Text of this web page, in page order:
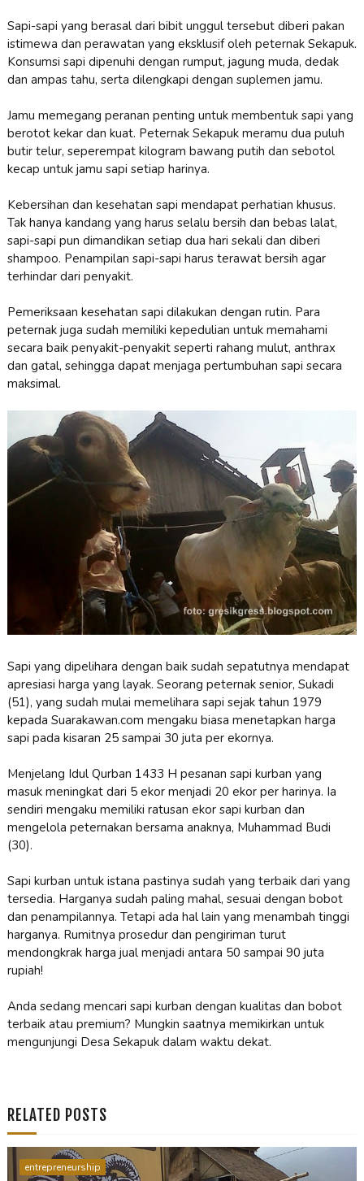
Sapi-sapi yang berasal dari bibit unggul tersebut diberi pakan
istimewa dan perawatan yang eksklusif oleh peternak Sekapuk.
Konsumsi sapi dipenuhi dengan rumput, jagung muda, dedak
dan ampas tahu, serta dilengkapi dengan suplemen jamu.
Jamu memegang peranan penting untuk membentuk sapi yang
berotot kekar dan kuat. Peternak Sekapuk meramu dua puluh
butir telur, seperempat kilogram bawang putih dan sebotol
kecap untuk jamu sapi setiap harinya.
Kebersihan dan kesehatan sapi mendapat perhatian khusus.
Tak hanya kandang yang harus selalu bersih dan bebas lalat,
sapi-sapi pun dimandikan setiap dua hari sekali dan diberi
shampoo. Penampilan sapi-sapi harus terawat bersih agar
terhindar dari penyakit.
Pemeriksaan kesehatan sapi dilakukan dengan rutin. Para
peternak juga sudah memiliki kepedulian untuk memahami
secara baik penyakit-penyakit seperti rahang mulut, anthrax
dan gatal, sehingga dapat menjaga pertumbuhan sapi secara
maksimal.
Sapi yang dipelihara dengan baik sudah sepatutnya mendapat
apresiasi harga yang layak. Seorang peternak senior, Sukadi
(51), yang sudah mulai memelihara sapi sejak tahun 1979
kepada Suarakawan.com mengaku biasa menetapkan harga
sapi pada kisaran 25 sampai 30 juta per ekornya.
Menjelang Idul Qurban 1433 H pesanan sapi kurban yang
masuk meningkat dari 5 ekor menjadi 20 ekor per harinya. Ia
sendiri mengaku memiliki ratusan ekor sapi kurban dan
mengelola peternakan bersama anaknya, Muhammad Budi
(30).
Sapi kurban untuk istana pastinya sudah yang terbaik dari yang
tersedia. Harganya sudah paling mahal, sesuai dengan bobot
dan penampilannya. Tetapi ada hal lain yang menambah tinggi
harganya. Rumitnya prosedur dan pengiriman turut
mendongkrak harga jual menjadi antara 50 sampai 90 juta
rupiah!
Anda sedang mencari sapi kurban dengan kualitas dan bobot
terbaik atau premium? Mungkin saatnya memikirkan untuk
mengunjungi Desa Sekapuk dalam waktu dekat.
RELATED POSTS
entrepreneurship